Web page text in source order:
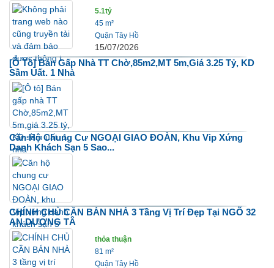
5.1tỷ
45 m²
Quận Tây Hồ
15/07/2026
[Ô Tô] Bán Gấp Nhà TT Chờ,85m2,MT 5m,giá 3.25 Tỷ, KD
Sầm Uất. 1 Nhà
Căn Hộ Chung Cư NGOẠI GIAO ĐOÀN, Khu Vip Xứng
Danh Khách Sạn 5 Sao...
CHÍNH CHỦ CẦN BÁN NHÀ 3 Tầng Vị Trí Đẹp Tại NGÕ 32
AN DƯƠNG TÂ
thỏa thuận
81 m²
Quận Tây Hồ